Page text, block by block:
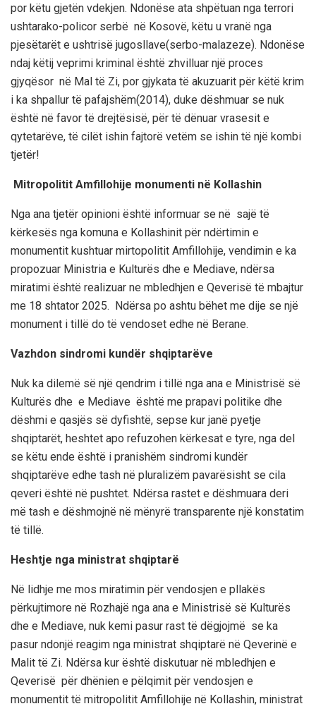
por këtu gjetën vdekjen. Ndonëse ata shpëtuan nga terrori
ushtarako-policor serbë në Kosovë, këtu u vranë nga
pjesëtarët e ushtrisë jugosllave(serbo-malazeze). Ndonëse
ndaj këtij veprimi kriminal është zhvilluar një proces
gjyqësor në Mal të Zi, por gjykata të akuzuarit për këtë krim
i ka shpallur të pafajshëm(2014), duke dëshmuar se nuk
është në favor të drejtësisë, për të dënuar vrasesit e
qytetarëve, të cilët ishin fajtorë vetëm se ishin të një kombi
tjetër!
Mitropolitit Amfillohije monumenti në Kollashin
Nga ana tjetër opinioni është informuar se në sajë të
kërkesës nga komuna e Kollashinit për ndërtimin e
monumentit kushtuar mirtopolitit Amfillohije, vendimin e ka
propozuar Ministria e Kulturës dhe e Mediave, ndërsa
miratimi është realizuar ne mbledhjen e Qeverisë të mbajtur
me 18 shtator 2025. Ndërsa po ashtu bëhet me dije se një
monument i tillë do të vendoset edhe në Berane.
Vazhdon sindromi kundër shqiptarëve
Nuk ka dilemë së një qendrim i tillë nga ana e Ministrisë së
Kulturës dhe e Mediave është me prapavi politike dhe
dëshmi e qasjës së dyfishtë, sepse kur janë pyetje
shqiptarët, heshtet apo refuzohen kërkesat e tyre, nga del
se këtu ende është i pranishëm sindromi kundër
shqiptarëve edhe tash në pluralizëm pavarësisht se cila
qeveri është në pushtet. Ndërsa rastet e dëshmuara deri
më tash e dëshmojnë në mënyrë transparente një konstatim
të tillë.
Heshtje nga ministrat shqiptarë
Në lidhje me mos miratimin për vendosjen e pllakës
përkujtimore në Rozhajë nga ana e Ministrisë së Kulturës
dhe e Mediave, nuk kemi pasur rast të dëgjojmë se ka
pasur ndonjë reagim nga ministrat shqiptarë në Qeverinë e
Malit të Zi. Ndërsa kur është diskutuar në mbledhjen e
Qeverisë për dhënien e pëlqimit për vendosjen e
monumentit të mitropolitit Amfillohije në Kollashin, ministrat